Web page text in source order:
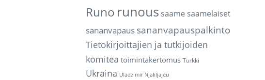
Runo runous saame saamelaiset
sananvapaus sananvapauspalkinto
Tietokirjoittajien ja tutkijoiden
komitea toimintakertomus Turkki
Ukraina Uladzimir Njakljajeu